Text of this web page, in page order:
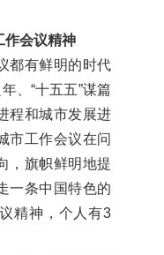
作会议精神
都有鲜明的时代
、“十五五”谋篇
程和城市发展进
市工作会议在问
，旗帜鲜明地提
一条中国特色的
精神，个人有3